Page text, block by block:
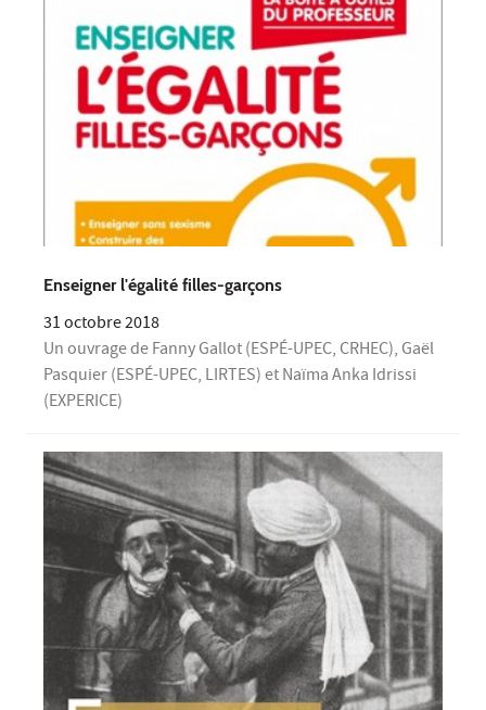
Enseigner l'égalité filles-garçons
31 octobre 2018
Un ouvrage de Fanny Gallot (ESPÉ-UPEC, CRHEC), Gaël
Pasquier (ESPÉ-UPEC, LIRTES) et Naïma Anka Idrissi
(EXPERICE)